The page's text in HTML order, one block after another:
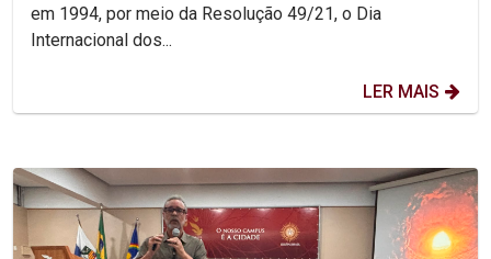
em 1994, por meio da Resolução 49/21, o Dia
Internacional dos...
LER MAIS